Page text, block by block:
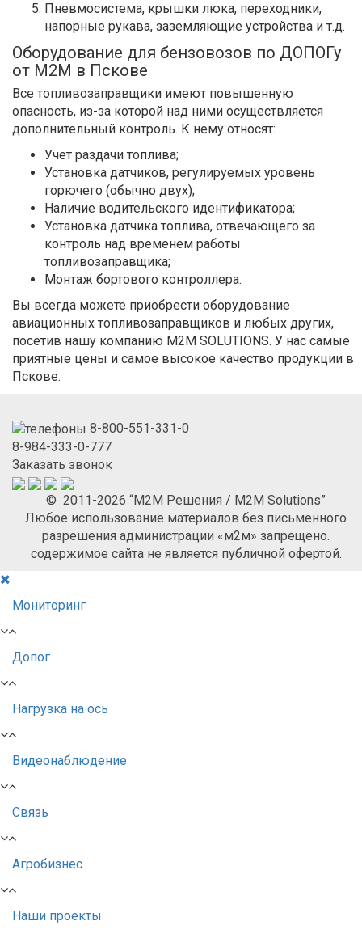
Пневмосистема, крышки люка, переходники,
напорные рукава, заземляющие устройства и т.д.
Оборудование для бензовозов по ДОПОГу
от М2М в Пскове
Все топливозаправщики имеют повышенную
опасность, из-за которой над ними осуществляется
дополнительный контроль. К нему относят:
Учет раздачи топлива;
Установка датчиков, регулируемых уровень
горючего (обычно двух);
Наличие водительского идентификатора;
Установка датчика топлива, отвечающего за
контроль над временем работы
топливозаправщика;
Монтаж бортового контроллера.
Вы всегда можете приобрести оборудование
авиационных топливозаправщиков и любых других,
посетив нашу компанию M2M SOLUTIONS. У нас самые
приятные цены и самое высокое качество продукции в
Пскове.
8-800-551-331-0
8-984-333-0-777
Заказать звонок
© 2011-2026 “М2М Решения / M2M Solutions”
Любое использование материалов без письменного
разрешения администрации «м2м» запрещено.
содержимое сайта не является публичной офертой.
Мониторинг
Допог
Нагрузка на ось
Видеонаблюдение
Связь
Агробизнес
Наши проекты